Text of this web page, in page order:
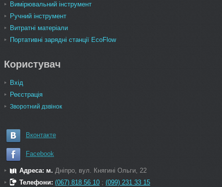
Вимірювальний інструмент
Ручний інструмент
Витратні матеріали
Портативні зарядні станції EcoFlow
Користувач
Вхід
Реєстрація
Зворотний дзвінок
Вконтакте
Facebook
Адреса: м. Дніпро, вул. Княгині Ольги, 22
Телефони: (067) 818 56 10 ; (099) 231 33 15